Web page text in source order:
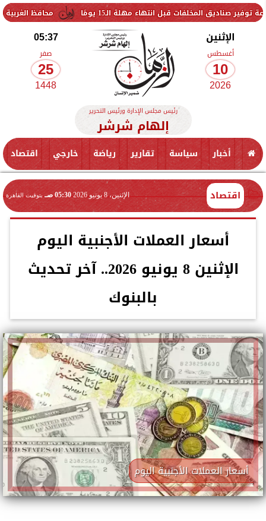
محافظ الغربية يتفقد حزمة قبل انتهاء مهلة الـ15 يومًا
الإثنين
أغسطس
10
2026
05:37
صفر
25
1448
رئيس مجلس الإدارة ورئيس التحرير
إلهام شرشر
أخبار سياسة تقارير رياضة خارجي اقتصاد
اقتصاد الإثنين، 8 يونيو 2026 05:30 صـ بتوقيت القاهرة
أسعار العملات الأجنبية اليوم
الإثنين 8 يونيو 2026.. آخر تحديث
بالبنوك
أسعار العملات الأجنبية اليوم